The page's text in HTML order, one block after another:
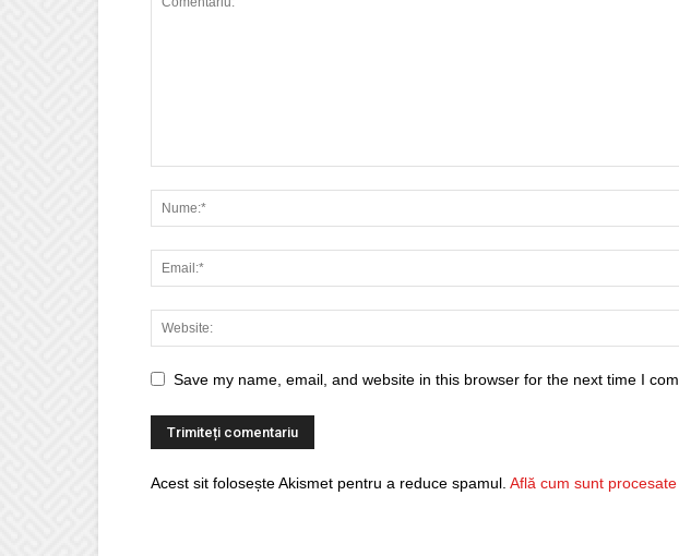
Save my name, email, and website in this browser for the next time I
Acest sit folosește Akismet pentru a reduce spamul. Află cum sunt